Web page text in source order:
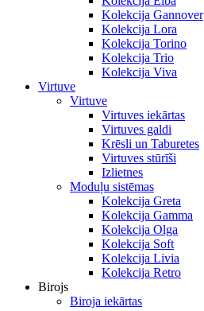
Kolekcija Gannover
Kolekcija Lora
Kolekcija Torino
Kolekcija Trio
Kolekcija Viva
Virtuve
Virtuve
Virtuves iekārtas
Virtuves galdi
Krēsli un Taburetes
Virtuves stūrīši
Izlietnes
Moduļu sistēmas
Kolekcija Greta
Kolekcija Gamma
Kolekcija Olga
Kolekcija Soft
Kolekcija Livia
Kolekcija Retro
Birojs
Biroja iekārtas